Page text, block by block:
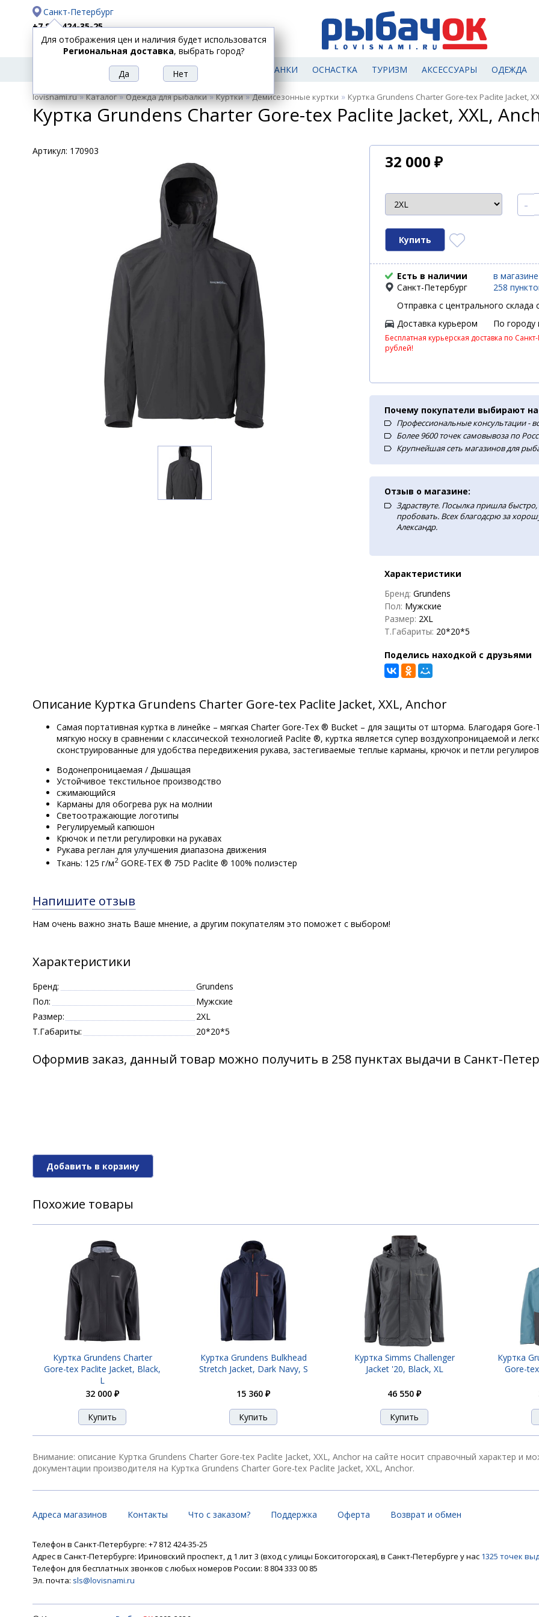
Санкт-Петербург
+7 812 424-35-25
Доставка
Оплата
Для отображения цен и наличия будет использоватся
Региональная доставка, выбрать город?
РЫБОЛОВНЫЕ
ТОВАРЫ
СПИННИНГИ КАТУШКИ ПРИМАНКИ ОСНАСТКА ТУРИЗМ АКСЕССУАРЫ ОДЕЖДА
lovisnami.ru»Каталог»Одежда для рыбалки»Куртки»Демисезонные куртки » Куртка Grundens Charter Gore-tex Paclite Jacket,
Куртка Grundens Charter Gore-tex Paclite Jacket, XXL,
Артикул: 170903
32 000 ₽
-
Есть в наличии
в магазине
Санкт-Петербург
258
Отправка с центрального склада
Доставка курьером
По городу
Бесплатная курьерская доставка по
рублей!
Почему покупатели выбирают
Профессиональные консультации -
Более 9600 точек самовывоза по
Крупнейшая сеть магазинов для
Отзыв о магазине:
Здраствуте. Посылка пришла
пробовать. Всех благодсрю за
Александр.
Характеристики
Бренд: Grundens
Пол: Мужские
Размер: 2XL
Т.Габариты: 20*20*5
Поделись находкой с друзьями
Описание Куртка Grundens Charter Gore-tex Paclite Jacket, XXL, Anchor
Самая портативная куртка в линейке – мягкая Charter Gore-Tex ® Bucket – для защиты от шторма. Благодаря
мягкую носку в сравнении с классической технологией Paclite ®, куртка является супер воздухопроницаемой и
сконструированные для удобства передвижения рукава, застегиваемые теплые карманы, крючок и петли
Водонепроницаемая / Дышащая
Устойчивое текстильное производство
сжимающийся
Карманы для обогрева рук на молнии
Светоотражающие логотипы
Регулируемый капюшон
Крючок и петли регулировки на рукавах
Рукава реглан для улучшения диапазона движения
Ткань: 125 г/м2 GORE-TEX ® 75D Paclite ® 100% полиэстер
Напишите отзыв
Нам очень важно знать Ваше мнение, а другим покупателям это поможет с выбором!
Характеристики
Бренд:
Grundens
Пол:
Мужские
Размер:
2XL
Т.Габариты:
20*20*5
Оформив заказ, данный товар можно получить в 258 пунктах выдачи в Санкт-
Добавить в корзину
Похожие товары
Куртка Grundens Charter
Gore-tex Paclite Jacket, Black,
L
32 000 ₽
Куртка Grundens Bulkhead
Stretch Jacket, Dark Navy, S
15 360 ₽
Куртка Simms Challenger
Jacket '20, Black, XL
46 550 ₽
Куртка
Gore-
Внимание: описание Куртка Grundens Charter Gore-tex Paclite Jacket, XXL, Anchor на сайте носит справочный характер и
документации производителя на Куртка Grundens Charter Gore-tex Paclite Jacket, XXL, Anchor.
Адреса магазинов Контакты Что с заказом? Поддержка Оферта Возврат и обмен
Телефон в Санкт-Петербурге: +7 812 424-35-25
Адрес в Санкт-Петербурге: Ириновский проспект, д 1 лит 3 (вход с улицы Бокситогорская), в Санкт-Петербурге у нас 1325 точек
Телефон для бесплатных звонков с любых номеров России: 8 804 333 00 85
Эл. почта: sls@lovisnami.ru